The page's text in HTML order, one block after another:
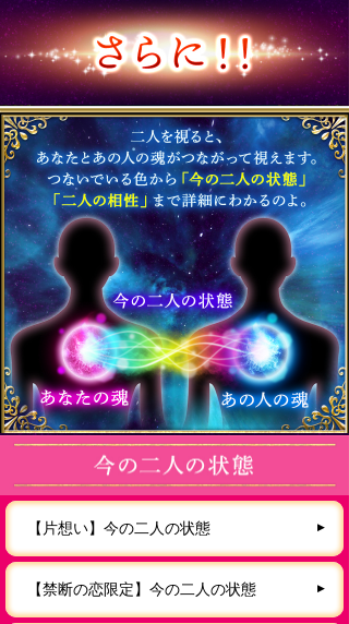
【片想い】今の二人の状態
【禁断の恋限定】今の二人の状態